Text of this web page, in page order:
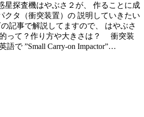
探査機はやぶさ２が、 作ることに成
タ（衝突装置）の 説明していきたい
記事で解説してますので、 はやぶさ
って？作り方や大きさは？ 衝突装
語で ”Small Carry-on Impactor”…